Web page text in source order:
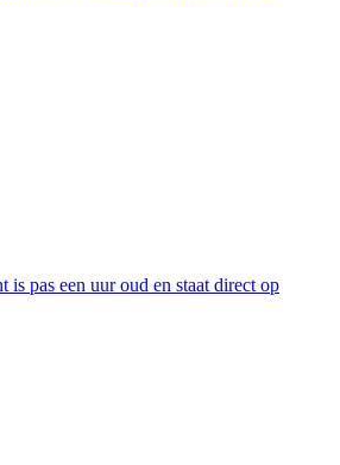
pas een uur oud en staat direct op